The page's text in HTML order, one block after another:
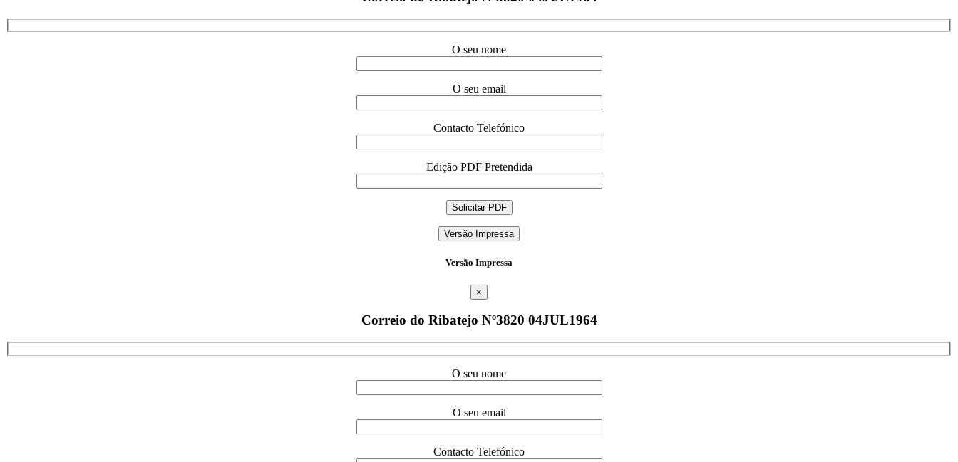
O seu nome
O seu email
Contacto Telefónico
Edição PDF Pretendida
Versão Impressa
Versão Impressa
×
Correio do Ribatejo Nº3820 04JUL1964
O seu nome
O seu email
Contacto Telefónico